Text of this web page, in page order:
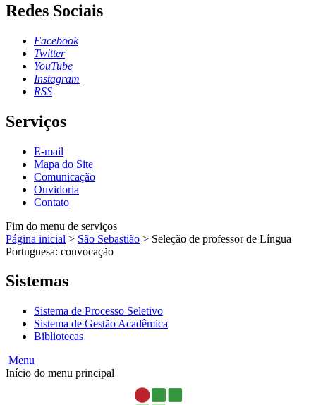
Redes Sociais
Facebook
Twitter
YouTube
Instagram
RSS
Serviços
E-mail
Mapa do Site
Comunicação
Ouvidoria
Contato
Fim do menu de serviços
Página inicial > São Sebastião > Seleção de professor de Língua
Portuguesa: convocação
Sistemas
Sistema de Processo Seletivo
Sistema de Gestão Acadêmica
Bibliotecas
Menu
Início do menu principal